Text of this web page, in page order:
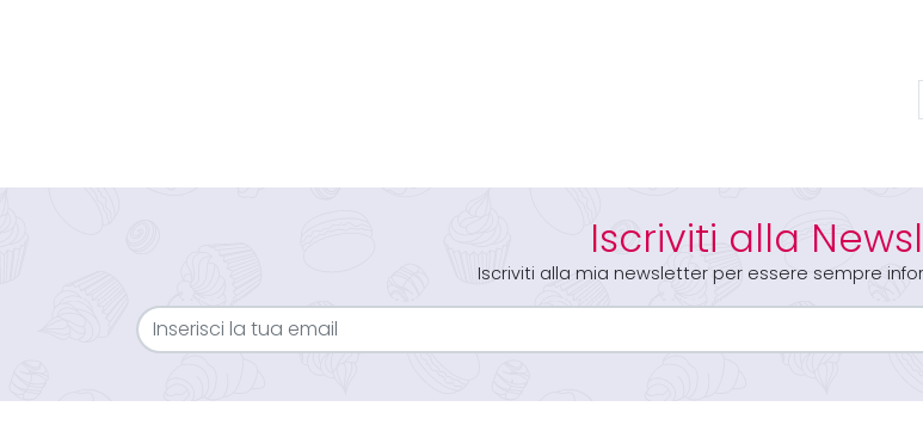
Iscriviti alla
Iscriviti alla mia newsletter per essere sempre